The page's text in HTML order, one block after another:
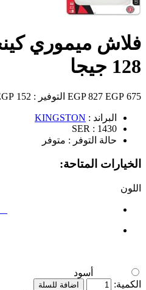
128 جيجا
675 EGP
827 EGP التوفير : 152 EGP
البراند : KINGSTON
SER : 1430
حالة التوفر : متوفر
الخيارات المتاحة:
اللون
أسود
الكمية:
اضافة للسلة